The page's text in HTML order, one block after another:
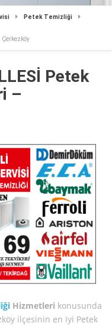
Petek Temizliği
Petek
–
Hizmetleri konusunda
ilçesinin en iyi Petek